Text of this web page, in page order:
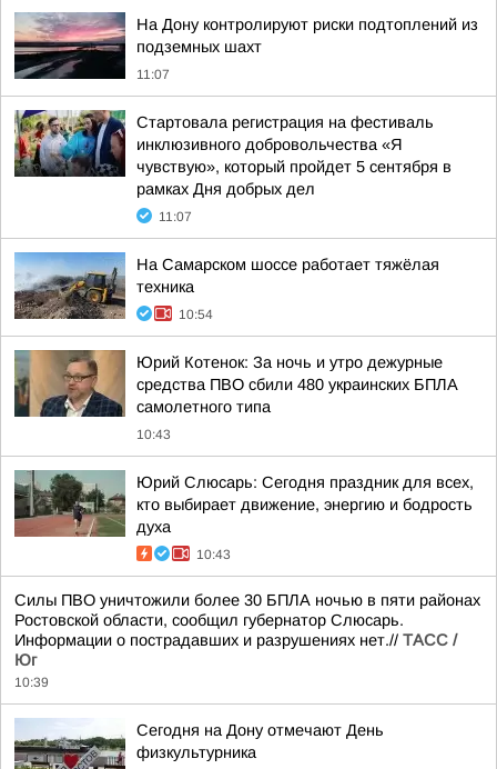
На Дону контролируют риски подтоплений из
подземных шахт
11:07
Стартовала регистрация на фестиваль
инклюзивного добровольчества «Я
чувствую», который пройдет 5 сентября в
рамках Дня добрых дел
11:07
На Самарском шоссе работает тяжёлая
техника
10:54
Юрий Котенок: За ночь и утро дежурные
средства ПВО сбили 480 украинских БПЛА
самолетного типа
10:43
Юрий Слюсарь: Сегодня праздник для всех,
кто выбирает движение, энергию и бодрость
духа
10:43
Силы ПВО уничтожили более 30 БПЛА ночью в пяти районах
Ростовской области, сообщил губернатор Слюсарь.
Информации о пострадавших и разрушениях нет.// ТАСС /
Юг
10:39
Сегодня на Дону отмечают День
физкультурника